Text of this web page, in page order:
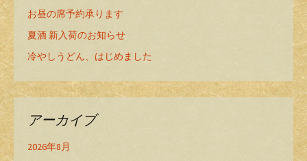
お昼の席予約承ります
夏酒 新入荷のお知らせ
冷やしうどん、はじめました
アーカイブ
2026年8月